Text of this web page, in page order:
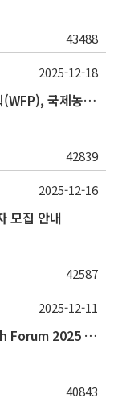
43488
(~12/31) 2026년 상반기 유엔세계식량계획(WFP), 국제농업개발기금(IFAD) 및 유엔아동기금(UNICEF) 인턴십 프로그램 참가자 모집
42839
2025-12-18
모집 안내
42587
2025-12-16
(~12/30) 아시아대학연맹 AUA-SNU Youth Forum 2025 참가자 선발 안내
40843
2025-12-11